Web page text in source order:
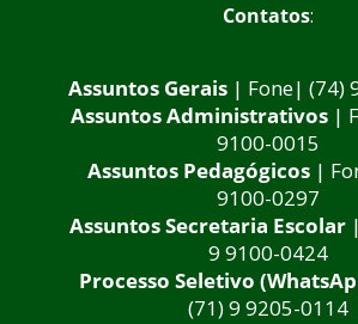
Contatos:
Assuntos Gerais | Fone| (74)
Assuntos Administrativos |
9100-0015
Assuntos Pedagógicos |
9100-0297
Assuntos Secretaria Escolar|
9 9100-0424
Processo Seletivo
(71) 9 9205-0114